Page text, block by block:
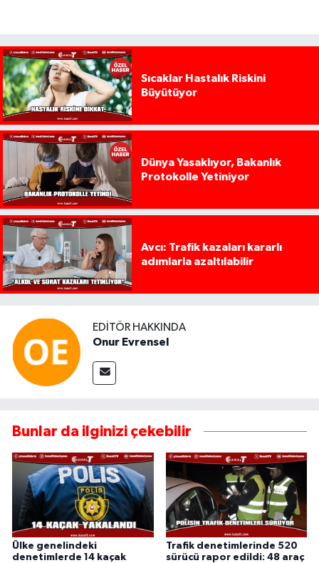
Sıcaklar Hastalık Riskini
Büyütüyor
Dünya Yasaklıyor, Bakanlık
Protokolle Yetiniyor
Avcı: Trafik kazaları kararlı
adımlarla azaltılabilir
EDITÖR HAKKINDA
Onur Evrensel
Bunlar da ilginizi çekebilir
Ülke genelindeki
denetimlerde 14 kaçak
Trafik denetimlerinde 520
sürücü rapor edildi: 48 araç